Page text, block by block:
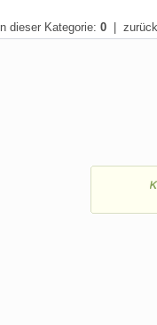
dieser Kategorie: 0 |